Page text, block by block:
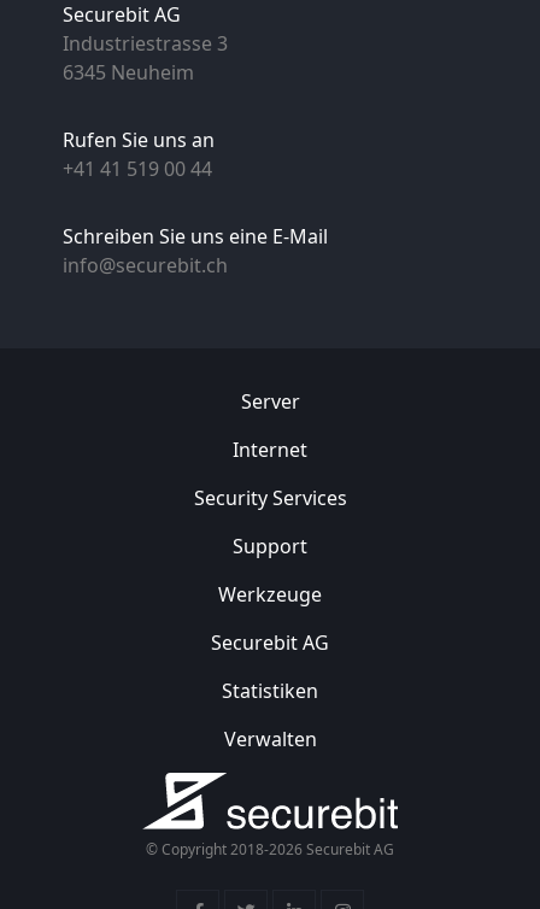
Securebit AG
Industriestrasse 3
6345 Neuheim
Rufen Sie uns an
+41 41 519 00 44
Schreiben Sie uns eine E-Mail
info@securebit.ch
Server
Internet
Security Services
Support
Werkzeuge
Securebit AG
Statistiken
Verwalten
© Copyright 2018-2026 Securebit AG